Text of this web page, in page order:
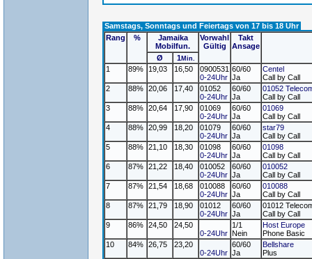
Samstags, Sonntags und Feiertags von 17 bis 18 Uhr
Rang
%
Jamaika
Mobilfun.
Vorwahl
Gültig
Takt
Ansage
Ø
1Min.
1 89% 19,03 16,50
0900531
0-24Uhr
60/60
Ja
Centel
Call by Call
2
88% 20,06 17,40
01052
0-24Uhr
60/60
Ja
01052
Call by Call
3
88% 20,64 17,90
01069
0-24Uhr
60/60
Ja
01069
Call by Call
4
88% 20,99 18,20
01079
0-24Uhr
60/60
Ja
star79
Call by Call
5
88% 21,10 18,30
01098
0-24Uhr
60/60
Ja
01098
Call by Call
6
87% 21,22 18,40
010052
0-24Uhr
60/60
Ja
010052
Call by Call
7
87% 21,54 18,68
010088
0-24Uhr
60/60
Ja
010088
Call by Call
8
87% 21,79 18,90
01012
0-24Uhr
60/60
Ja
01012
Call by Call
9
86% 24,50
24,50
0-24Uhr
1/1
Nein
Host Europe
Phone Basic
10
84% 26,75
23,20
0-24Uhr
60/60
Ja
Bellshare
Plus